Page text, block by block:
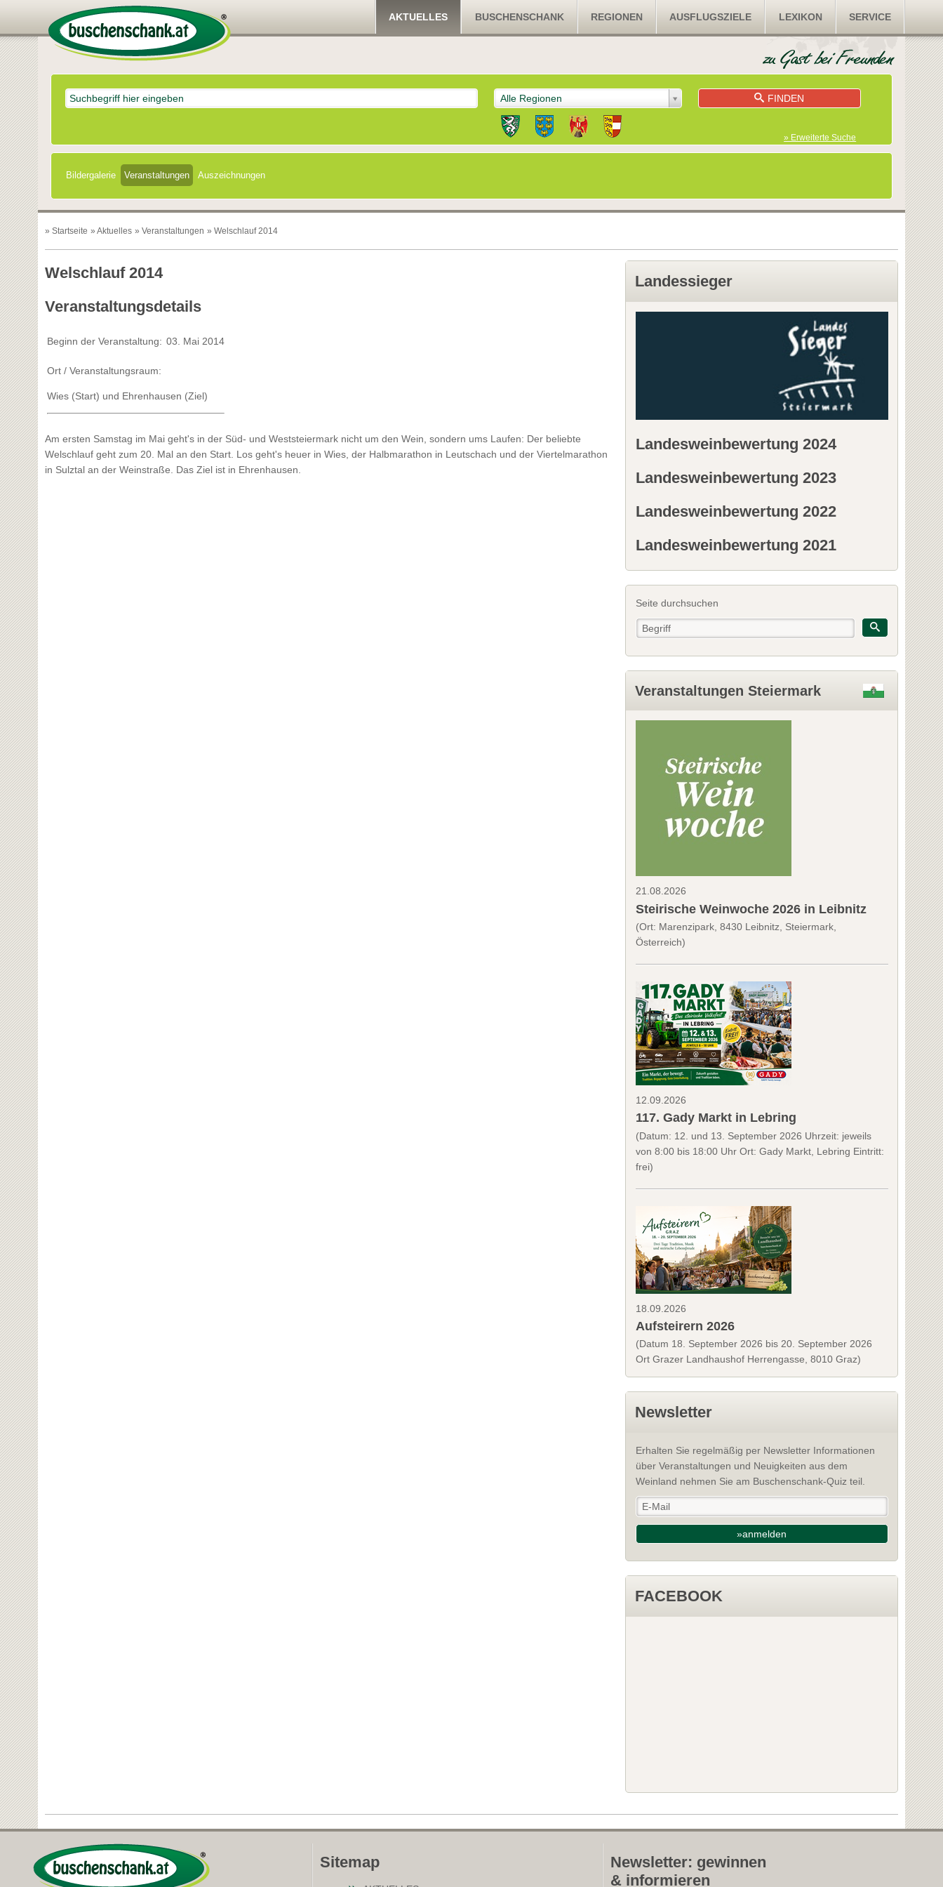
AKTUELLES BUSCHENSCHANK REGIONEN AUSFLUGSZIELE LEXIKON SERVICE
Alle Regionen FINDEN
» Erweiterte Suche
Bildergalerie Veranstaltungen Auszeichnungen
» Startseite » Aktuelles » Veranstaltungen » Welschlauf 2014
Welschlauf 2014
Veranstaltungsdetails
Beginn der Veranstaltung: 03. Mai 2014
Ort / Veranstaltungsraum:
Wies (Start) und Ehrenhausen (Ziel)
Am ersten Samstag im Mai geht's in der Süd- und Weststeiermark nicht um den Wein, sondern ums Laufen: Der beliebte
Welschlauf geht zum 20. Mal an den Start. Los geht's heuer in Wies, der Halbmarathon in Leutschach und der Viertelmarathon
in Sulztal an der Weinstraße. Das Ziel ist in Ehrenhausen.
Landessieger
Landesweinbewertung 2024
Landesweinbewertung 2023
Landesweinbewertung 2022
Landesweinbewertung 2021
Seite durchsuchen
Veranstaltungen Steiermark
21.08.2026
Steirische Weinwoche 2026 in Leibnitz
(Ort: Marenzipark, 8430 Leibnitz, Steiermark,
Österreich)
12.09.2026
117. Gady Markt in Lebring
(Datum: 12. und 13. September 2026 Uhrzeit: jeweils
von 8:00 bis 18:00 Uhr Ort: Gady Markt, Lebring Eintritt:
frei)
18.09.2026
Aufsteirern 2026
(Datum 18. September 2026 bis 20. September 2026
Ort Grazer Landhaushof Herrengasse, 8010 Graz)
Newsletter
Erhalten Sie regelmäßig per Newsletter Informationen
über Veranstaltungen und Neuigkeiten aus dem
Weinland nehmen Sie am Buschenschank-Quiz teil.
»anmelden
FACEBOOK
Sitemap
Newsletter: gewinnen
& informieren